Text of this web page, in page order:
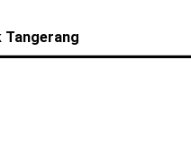
Tangerang